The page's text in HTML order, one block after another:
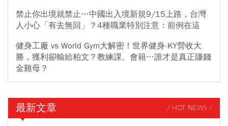
禁止你出境就禁止…中國出入境新規9/15上路，台灣
人小心「有去無回」？4種職業特別注意：前例在這
健身工廠 vs World Gym大解密！世界健身-KY營收大
勝，獲利卻輸給柏文？教練課、會籍…誰才是真正賺錢
金雞母？
最新文章 / HOT NEWS /